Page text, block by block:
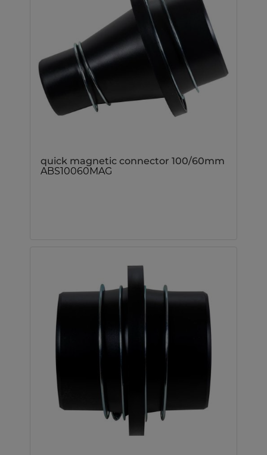
quick magnetic connector 100/60mm
ABS10060MAG